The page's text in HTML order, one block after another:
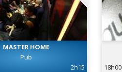
MASTER HOME
Pub
2h15
18h00